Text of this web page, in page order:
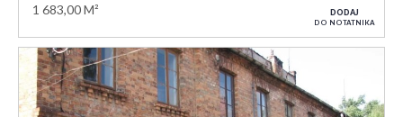
1 683,00 M² DODAJ
DO NOTATNIKA